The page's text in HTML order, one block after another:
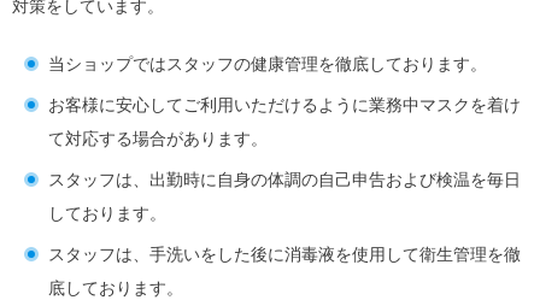
対策をしています。
当ショップではスタッフの健康管理を徹底しております。
お客様に安心してご利用いただけるように業務中マスクを着け
て対応する場合があります。
スタッフは、出勤時に自身の体調の自己申告および検温を毎日
しております。
スタッフは、手洗いをした後に消毒液を使用して衛生管理を徹
底しております。